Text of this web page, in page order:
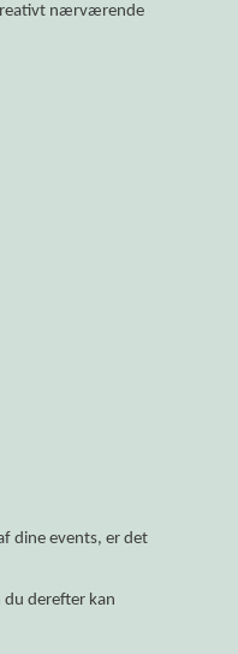
nærværende
dine events, er det
du derefter kan